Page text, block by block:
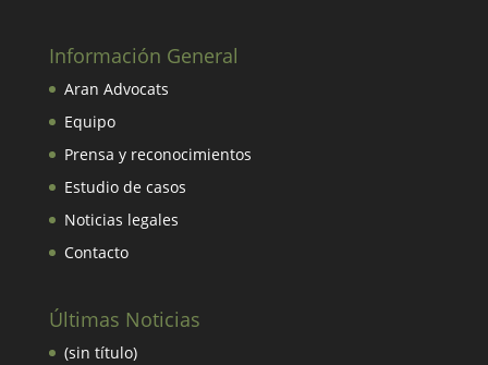
Información General
Aran Advocats
Equipo
Prensa y reconocimientos
Estudio de casos
Noticias legales
Contacto
Últimas Noticias
(sin título)